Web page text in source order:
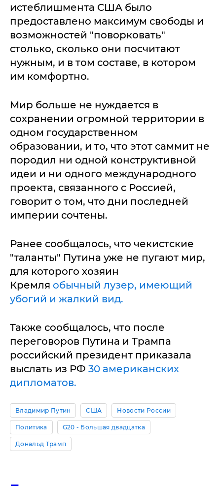
истеблишмента США было
предоставлено максимум свободы и
возможностей "поворковать"
столько, сколько они посчитают
нужным, и в том составе, в котором
им комфортно.
Мир больше не нуждается в
сохранении огромной территории в
одном государственном
образовании, и то, что этот саммит не
породил ни одной конструктивной
идеи и ни одного международного
проекта, связанного с Россией,
говорит о том, что дни последней
империи сочтены.
Ранее сообщалось, что чекистские
"таланты" Путина уже не пугают мир,
для которого хозяин
Кремля обычный лузер, имеющий
убогий и жалкий вид.
Также сообщалось, что после
переговоров Путина и Трампа
российский президент приказала
выслать из РФ 30 американских
дипломатов.
Владимир Путин США Новости России
Политика G20 - Большая двадцатка
Дональд Трамп